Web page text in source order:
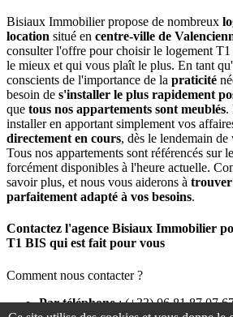
Bisiaux Immobilier propose de nombreux
location situé en centre-ville de
consulter l'offre pour choisir le logement
le mieux et qui vous plaît le plus. En tant
conscients de l'importance de la praticité
besoin de s'installer le plus rapidement
que tous nos appartements sont meublés.
installer en apportant simplement vos
directement en cours, dès le lendemain
Tous nos appartements sont référencés sur
forcément disponibles à l'heure actuelle.
savoir plus, et nous vous aiderons à trouver
parfaitement adapté à vos besoins.
Contactez l'agence Bisiaux Immobilier
T1 BIS qui est fait pour vous
Comment nous contacter ?
Par téléphone: (+33) 06 81 87 07